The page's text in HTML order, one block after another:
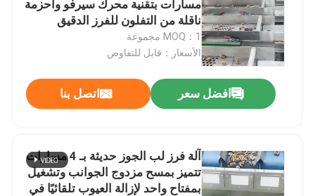
آلة الجوز المقشر
آلة تجهيز المكسرات
مسارات بتقنية محرك سيرفو وأحزمة
ناقلة من التفلون للفرز الدقيق
للمكسرات عالية الجودة
MOQ：1 مجموعة
الأسعار：قابل للتفاوض
افضل سعر اتصل بنا
آلة فرز لب الجوز حديثة بـ 4 مسارات
تتميز بمسح مزدوج الجوانب وتشغيل
بمفتاح واحد لإزالة العيوب تلقائيًا في